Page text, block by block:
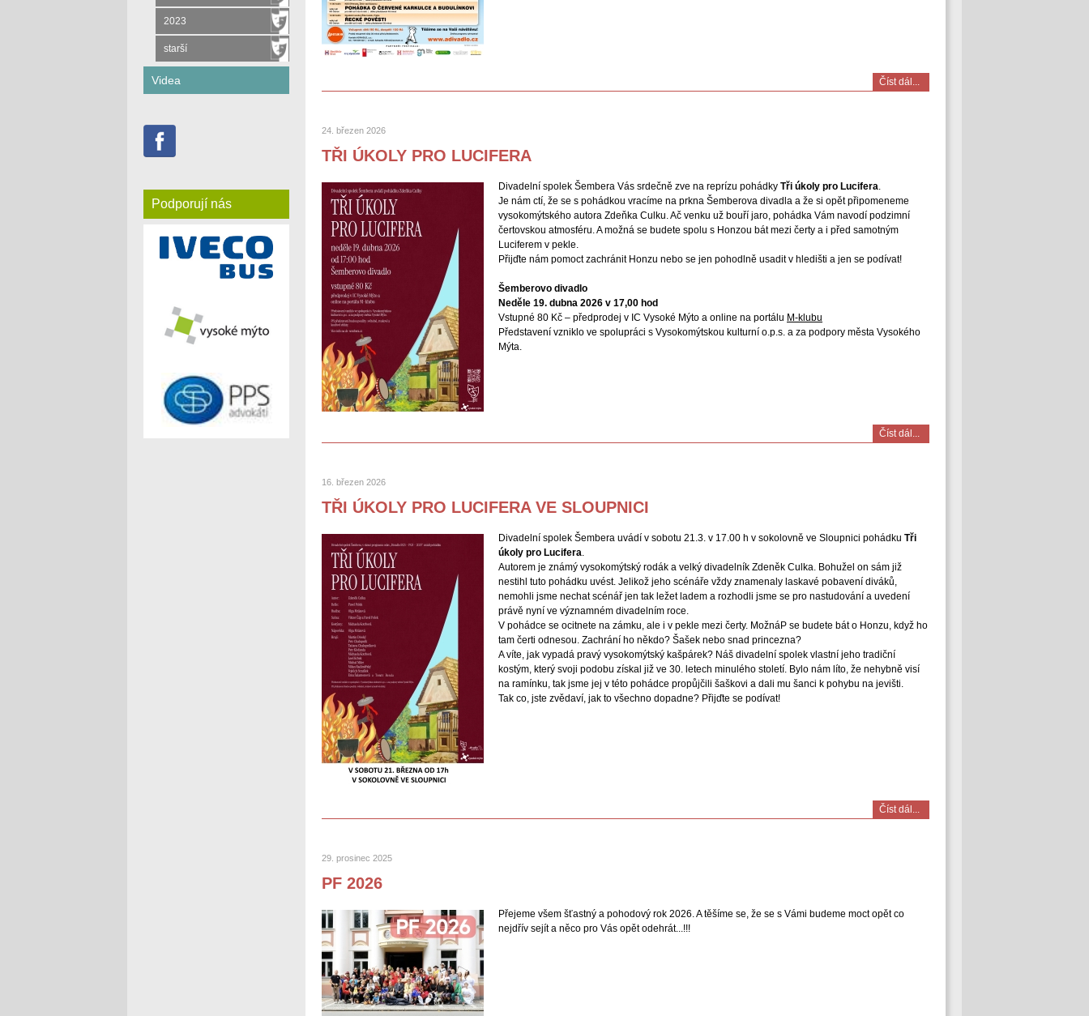
2023
starší
Videa
Podporují nás
Číst dál...
24. březen 2026
TŘI ÚKOLY PRO LUCIFERA
Divadelní spolek Šembera Vás srdečně zve na reprízu pohádky Tři úkoly pro Lucifera.
Je nám ctí, že se s pohádkou vracíme na prkna Šemberova divadla a že si opět připomeneme
vysokomýtského autora Zdeňka Culku. Ač venku už bouří jaro, pohádka Vám navodí podzimní
čertovskou atmosféru. A možná se budete spolu s Honzou bát mezi čerty a i před samotným
Luciferem v pekle.
Přijďte nám pomoct zachránit Honzu nebo se jen pohodlně usadit v hledišti a jen se podívat!
Šemberovo divadlo
Neděle 19. dubna 2026 v 17,00 hod
Vstupné 80 Kč – předprodej v IC Vysoké Mýto a online na portálu M-klubu
Představení vzniklo ve spolupráci s Vysokomýtskou kulturní o.p.s. a za podpory města Vysokého
Mýta.
Číst dál...
16. březen 2026
TŘI ÚKOLY PRO LUCIFERA VE SLOUPNICI
Divadelní spolek Šembera uvádí v sobotu 21.3. v 17.00 h v sokolovně ve Sloupnici pohádku Tři
úkoly pro Lucifera.
Autorem je známý vysokomýtský rodák a velký divadelník Zdeněk Culka. Bohužel on sám již
nestihl tuto pohádku uvést. Jelikož jeho scénáře vždy znamenaly laskavé pobavení diváků,
nemohli jsme nechat scénář jen tak ležet ladem a rozhodli jsme se pro nastudování a uvedení
právě nyní ve významném divadelním roce.
V pohádce se ocitnete na zámku, ale i v pekle mezi čerty. MožnáP se budete bát o Honzu, když ho
tam čerti odnesou. Zachrání ho někdo? Šašek nebo snad princezna?
A víte, jak vypadá pravý vysokomýtský kašpárek? Náš divadelní spolek vlastní jeho tradiční
kostým, který svoji podobu získal již ve 30. letech minulého století. Bylo nám líto, že nehybně visí
na ramínku, tak jsme jej v této pohádce propůjčili šaškovi a dali mu šanci k pohybu na jevišti.
Tak co, jste zvědaví, jak to všechno dopadne? Přijďte se podívat!
Číst dál...
29. prosinec 2025
PF 2026
Přejeme všem šťastný a pohodový rok 2026. A těšíme se, že se s Vámi budeme moct opět co
nejdřív sejít a něco pro Vás opět odehrát...!!!